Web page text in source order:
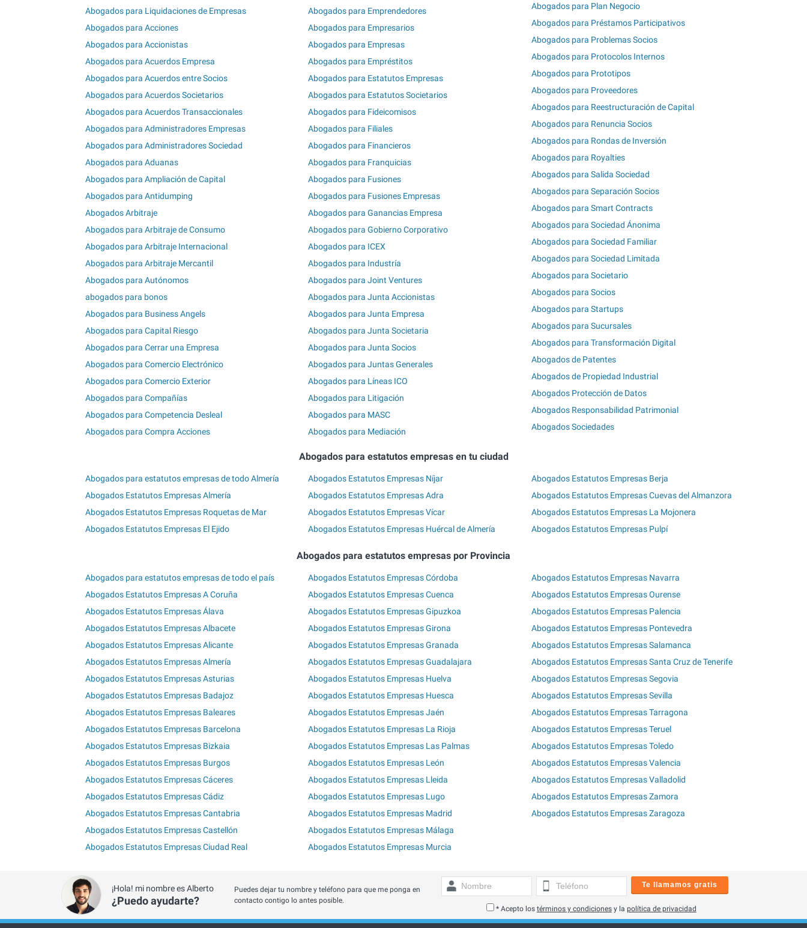
Abogados para Liquidaciones de Empresas
Abogados para Acciones
Abogados para Accionistas
Abogados para Acuerdos Empresa
Abogados para Acuerdos entre Socios
Abogados para Acuerdos Societarios
Abogados para Acuerdos Transaccionales
Abogados para Administradores Empresas
Abogados para Administradores Sociedad
Abogados para Aduanas
Abogados para Ampliación de Capital
Abogados para Antidumping
Abogados Arbitraje
Abogados para Arbitraje de Consumo
Abogados para Arbitraje Internacional
Abogados para Arbitraje Mercantil
Abogados para Autónomos
abogados para bonos
Abogados para Business Angels
Abogados para Capital Riesgo
Abogados para Cerrar una Empresa
Abogados para Comercio Electrónico
Abogados para Comercio Exterior
Abogados para Compañías
Abogados para Competencia Desleal
Abogados para Compra Acciones
Abogados para Emprendedores
Abogados para Empresarios
Abogados para Empresas
Abogados para Empréstitos
Abogados para Estatutos Empresas
Abogados para Estatutos Societarios
Abogados para Fideicomisos
Abogados para Filiales
Abogados para Financieros
Abogados para Franquicias
Abogados para Fusiones
Abogados para Fusiones Empresas
Abogados para Ganancias Empresa
Abogados para Gobierno Corporativo
Abogados para ICEX
Abogados para Industría
Abogados para Joint Ventures
Abogados para Junta Accionistas
Abogados para Junta Empresa
Abogados para Junta Societaria
Abogados para Junta Socios
Abogados para Juntas Generales
Abogados para Líneas ICO
Abogados para Litigación
Abogados para MASC
Abogados para Mediación
Abogados para Plan Negocio
Abogados para Préstamos Participativos
Abogados para Problemas Socios
Abogados para Protocolos Internos
Abogados para Prototipos
Abogados para Proveedores
Abogados para Reestructuración de Capital
Abogados para Renuncia Socios
Abogados para Rondas de Inversión
Abogados para Royalties
Abogados para Salida Sociedad
Abogados para Separación Socios
Abogados para Smart Contracts
Abogados para Sociedad Ánonima
Abogados para Sociedad Familiar
Abogados para Sociedad Limitada
Abogados para Societario
Abogados para Socios
Abogados para Startups
Abogados para Sucursales
Abogados para Transformación Digital
Abogados de Patentes
Abogados de Propiedad Industrial
Abogados Protección de Datos
Abogados Responsabilidad Patrimonial
Abogados Sociedades
Abogados para estatutos empresas en tu ciudad
Abogados para estatutos empresas de todo Almería
Abogados Estatutos Empresas Almería
Abogados Estatutos Empresas Roquetas de Mar
Abogados Estatutos Empresas El Ejido
Abogados Estatutos Empresas Níjar
Abogados Estatutos Empresas Adra
Abogados Estatutos Empresas Vícar
Abogados Estatutos Empresas Huércal de Almería
Abogados Estatutos Empresas Berja
Abogados Estatutos Empresas Cuevas del Almanzora
Abogados Estatutos Empresas La Mojonera
Abogados Estatutos Empresas Pulpí
Abogados para estatutos empresas por Provincia
Abogados para estatutos empresas de todo el país
Abogados Estatutos Empresas A Coruña
Abogados Estatutos Empresas Álava
Abogados Estatutos Empresas Albacete
Abogados Estatutos Empresas Alicante
Abogados Estatutos Empresas Almería
Abogados Estatutos Empresas Asturias
Abogados Estatutos Empresas Badajoz
Abogados Estatutos Empresas Baleares
Abogados Estatutos Empresas Barcelona
Abogados Estatutos Empresas Bizkaia
Abogados Estatutos Empresas Burgos
Abogados Estatutos Empresas Cáceres
Abogados Estatutos Empresas Cádiz
Abogados Estatutos Empresas Cantabria
Abogados Estatutos Empresas Castellón
Abogados Estatutos Empresas Ciudad Real
Abogados Estatutos Empresas Córdoba
Abogados Estatutos Empresas Cuenca
Abogados Estatutos Empresas Gipuzkoa
Abogados Estatutos Empresas Girona
Abogados Estatutos Empresas Granada
Abogados Estatutos Empresas Guadalajara
Abogados Estatutos Empresas Huelva
Abogados Estatutos Empresas Huesca
Abogados Estatutos Empresas Jaén
Abogados Estatutos Empresas La Rioja
Abogados Estatutos Empresas Las Palmas
Abogados Estatutos Empresas León
Abogados Estatutos Empresas Lleida
Abogados Estatutos Empresas Lugo
Abogados Estatutos Empresas Madrid
Abogados Estatutos Empresas Málaga
Abogados Estatutos Empresas Murcia
Abogados Estatutos Empresas Navarra
Abogados Estatutos Empresas Ourense
Abogados Estatutos Empresas Palencia
Abogados Estatutos Empresas Pontevedra
Abogados Estatutos Empresas Salamanca
Abogados Estatutos Empresas Santa Cruz de Tenerife
Abogados Estatutos Empresas Segovia
Abogados Estatutos Empresas Sevilla
Abogados Estatutos Empresas Tarragona
Abogados Estatutos Empresas Teruel
Abogados Estatutos Empresas Toledo
Abogados Estatutos Empresas Valencia
Abogados Estatutos Empresas Valladolid
Abogados Estatutos Empresas Zamora
Abogados Estatutos Empresas Zaragoza
¡Hola! mi nombre es Alberto
¿Puedo ayudarte?
Puedes dejar tu nombre y teléfono para que me ponga en
contacto contigo lo antes posible.
Te llamamos gratis
* Acepto los términos y condicionesy la política de privacidad